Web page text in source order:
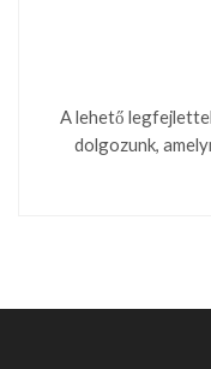
A lehető
dolgozunk,